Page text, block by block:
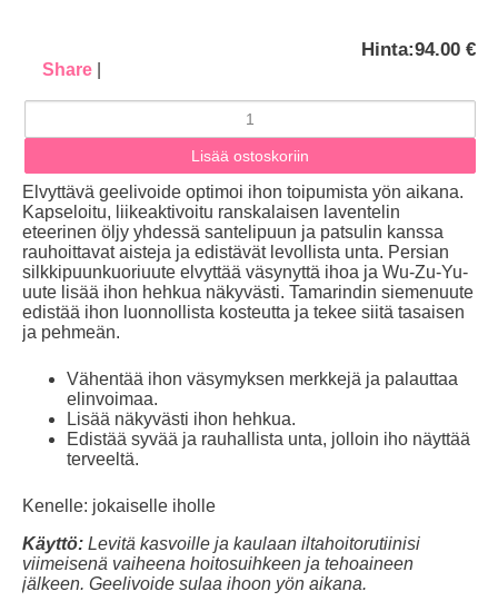
Share
Hinta:94.00 €
Elvyttävä geelivoide optimoi ihon toipumista yön aikana.
Kapseloitu, liikeaktivoitu ranskalaisen laventelin
eteerinen öljy yhdessä santelipuun ja patsulin kanssa
rauhoittavat aisteja ja edistävät levollista unta. Persian
silkkipuunkuoriuute elvyttää väsynyttä ihoa ja Wu-Zu-Yu-
uute lisää ihon hehkua näkyvästi. Tamarindin siemenuute
edistää ihon luonnollista kosteutta ja tekee siitä tasaisen
ja pehmeän.
Vähentää ihon väsymyksen merkkejä ja palauttaa
elinvoimaa.
Lisää näkyvästi ihon hehkua.
Edistää syvää ja rauhallista unta, jolloin iho näyttää
terveeltä.
Kenelle: jokaiselle iholle
Käyttö: Levitä kasvoille ja kaulaan iltahoitorutiinisi
viimeisenä vaiheena hoitosuihkeen ja tehoaineen
jälkeen. Geelivoide sulaa ihoon yön aikana.